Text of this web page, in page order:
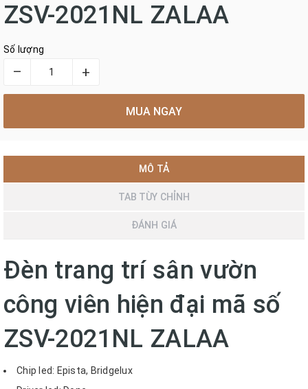
ZSV-2021NL ZALAA
Số lượng
– +
MUA NGAY
MÔ TẢ
TAB TÙY CHỈNH
ĐÁNH GIÁ
Đèn trang trí sân vườn
công viên hiện đại mã số
ZSV-2021NL ZALAA
Chip led: Epista, Bridgelux